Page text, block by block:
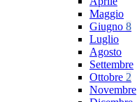
Maggio
Giugno 8
Luglio
Agosto
Settembre
Ottobre 2
Novembre